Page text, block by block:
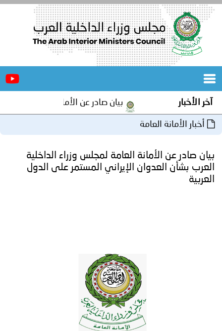
الرئيسية
المكاتب
المجلس
مؤتمرات
آخر الأخبار بيان صادر عن الأمانة العامة لمجلس
أخبار الأمانة العامة
بيان صادر عن الأمانة العامة لمجلس وزراء الداخلية
العرب بشأن العدوان الإيراني المستمر على الدول
العربية